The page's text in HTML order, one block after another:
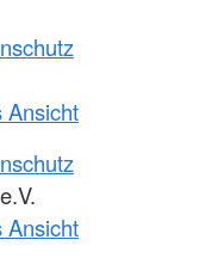
Ansicht
Ansicht